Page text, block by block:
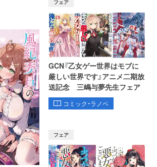
フェア
GCN『乙女ゲー世界はモブに
厳しい世界です』アニメ二期放
送記念 三嶋与夢先生フェア
コミック・ラノベ
フェア